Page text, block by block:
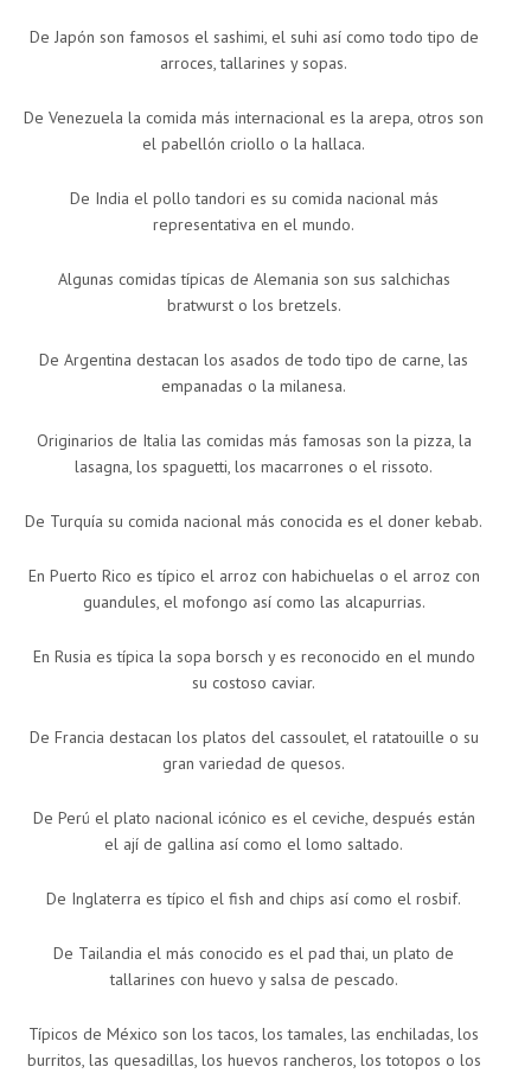
De Japón son famosos el sashimi, el suhi así como todo tipo de
arroces, tallarines y sopas.
De Venezuela la comida más internacional es la arepa, otros son
el pabellón criollo o la hallaca.
De India el pollo tandori es su comida nacional más
representativa en el mundo.
Algunas comidas típicas de Alemania son sus salchichas
bratwurst o los bretzels.
De Argentina destacan los asados de todo tipo de carne, las
empanadas o la milanesa.
Originarios de Italia las comidas más famosas son la pizza, la
lasagna, los spaguetti, los macarrones o el rissoto.
De Turquía su comida nacional más conocida es el doner kebab.
En Puerto Rico es típico el arroz con habichuelas o el arroz con
guandules, el mofongo así como las alcapurrias.
En Rusia es típica la sopa borsch y es reconocido en el mundo
su costoso caviar.
De Francia destacan los platos del cassoulet, el ratatouille o su
gran variedad de quesos.
De Perú el plato nacional icónico es el ceviche, después están
el ají de gallina así como el lomo saltado.
De Inglaterra es típico el fish and chips así como el rosbif.
De Tailandia el más conocido es el pad thai, un plato de
tallarines con huevo y salsa de pescado.
Típicos de México son los tacos, los tamales, las enchiladas, los
burritos, las quesadillas, los huevos rancheros, los totopos o los